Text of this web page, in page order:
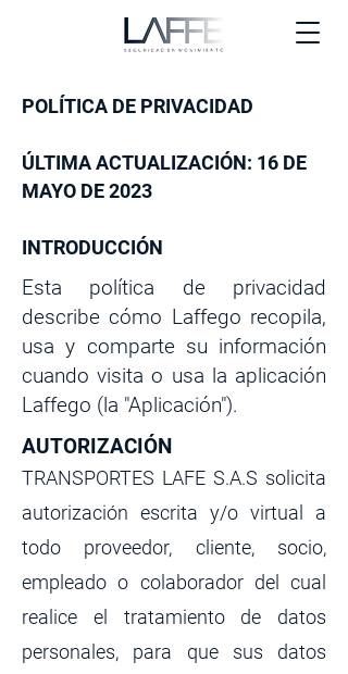
POLÍTICA DE PRIVACIDAD
ÚLTIMA ACTUALIZACIÓN: 16 DE
MAYO DE 2023
INTRODUCCIÓN
Esta política de privacidad
describe cómo Laffego recopila,
usa y comparte su información
cuando visita o usa la aplicación
Laffego (la "Aplicación").
AUTORIZACIÓN
TRANSPORTES LAFE S.A.S solicita
autorización escrita y/o virtual a
todo proveedor, cliente, socio,
empleado o colaborador del cual
realice el tratamiento de datos
personales, para que sus datos